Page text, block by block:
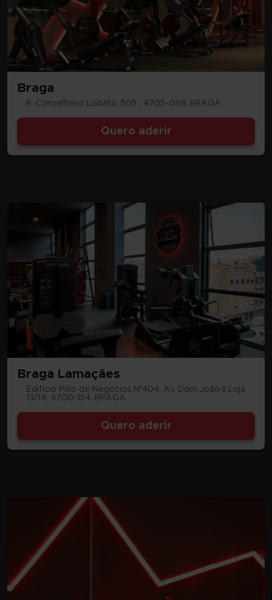
Braga
R. Conselheiro Lobato, 505 , 4705-089, BRAGA
Quero aderir
Braga Lamaçães
Edifício Pólo de Negócios Nº404, Av. Dom João II Loja
13/14, 4700-154, BRAGA
Quero aderir